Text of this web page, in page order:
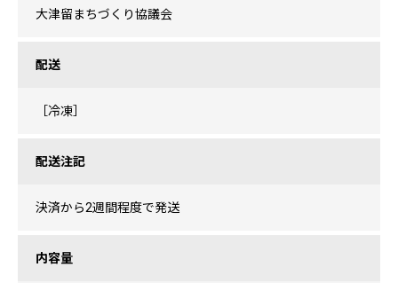
大津留まちづくり協議会
配送
［冷凍］
配送注記
決済から2週間程度で発送
内容量